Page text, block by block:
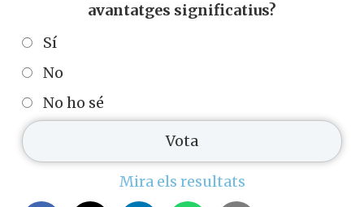
avantatges significatius?
Sí
No
No ho sé
Mira els resultats